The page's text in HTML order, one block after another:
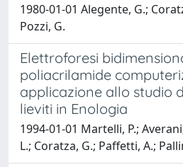
1980-01-01 Alegente, G.;
Pozzi, G.
Elettroforesi
poliacrilamide
applicazione allo studio
lieviti in Enologia
1994-01-01 Martelli, P.;
L.; Coratza, G.; Paffetti, A.;